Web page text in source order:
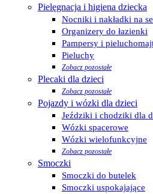
Pielęgnacja i higiena dziecka
Nocniki i nakładki na
Organizery do łazienki
Pampersy i
Pieluchy
Zobacz pozostałe
Plecaki dla dzieci
Zobacz pozostałe
Pojazdy i wózki dla dzieci
Jeździki i chodziki dla
Wózki spacerowe
Wózki wielofunkcyjne
Zobacz pozostałe
Smoczki
Smoczki do butelek
Smoczki uspokajające